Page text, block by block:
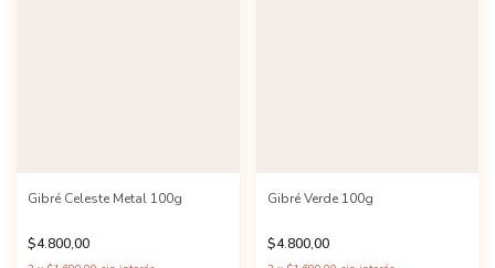
Gibré Celeste Metal 100g
$4.800,00
Gibré Verde 100g
$4.800,00